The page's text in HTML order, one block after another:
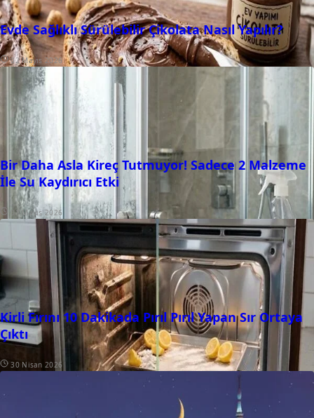
Evde Sağlıklı Sürülebilir Çikolata Nasıl Yapılır?
02 Mayıs 2026
Bir Daha Asla Kireç Tutmuyor! Sadece 2 Malzeme
İle Su Kaydırıcı Etki
01 Mayıs 2026
Kirli Fırını 10 Dakikada Pırıl Pırıl Yapan Sır Ortaya
Çıktı
30 Nisan 2026